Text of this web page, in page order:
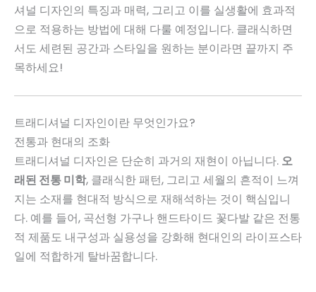
셔널 디자인의 특징과 매력, 그리고 이를 실생활에 효과적
으로 적용하는 방법에 대해 다룰 예정입니다. 클래식하면
서도 세련된 공간과 스타일을 원하는 분이라면 끝까지 주
목하세요!
트래디셔널 디자인이란 무엇인가요?
전통과 현대의 조화
트래디셔널 디자인은 단순히 과거의 재현이 아닙니다. 오
래된 전통 미학, 클래식한 패턴, 그리고 세월의 흔적이 느껴
지는 소재를 현대적 방식으로 재해석하는 것이 핵심입니
다. 예를 들어, 곡선형 가구나 핸드타이드 꽃다발 같은 전통
적 제품도 내구성과 실용성을 강화해 현대인의 라이프스타
일에 적합하게 탈바꿈합니다.